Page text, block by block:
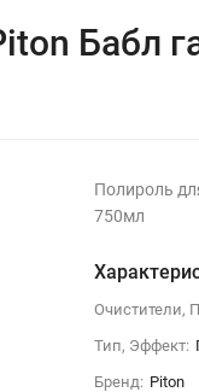
Бабл
Полироль
750мл
Очистители,
Тип, Эффект:
Бренд: Piton